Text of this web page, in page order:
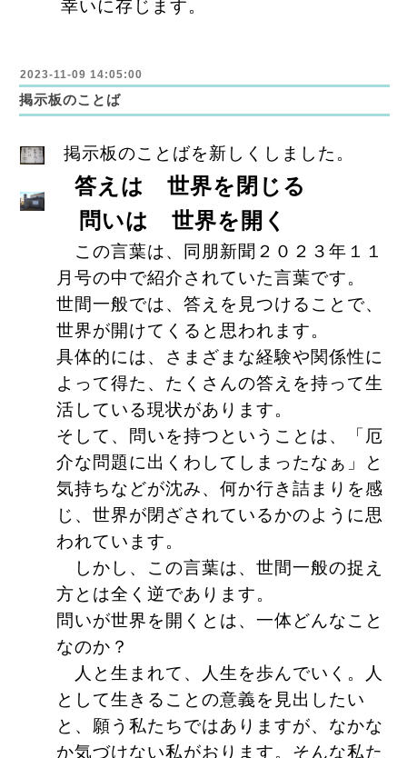
幸いに存じます。
2023-11-09 14:05:00
掲示板のことば
掲示板のことばを新しくしました。
答えは 世界を閉じる
問いは 世界を開く
この言葉は、同朋新聞２０２３年１１
月号の中で紹介されていた言葉です。
世間一般では、答えを見つけることで、
世界が開けてくると思われます。
具体的には、さまざまな経験や関係性に
よって得た、たくさんの答えを持って生
活している現状があります。
そして、問いを持つということは、「厄
介な問題に出くわしてしまったなぁ」と
気持ちなどが沈み、何か行き詰まりを感
じ、世界が閉ざされているかのように思
われています。
しかし、この言葉は、世間一般の捉え
方とは全く逆であります。
問いが世界を開くとは、一体どんなこと
なのか？
人と生まれて、人生を歩んでいく。人
として生きることの意義を見出したい
と、願う私たちではありますが、なかな
か気づけない私がおります。そんな私た